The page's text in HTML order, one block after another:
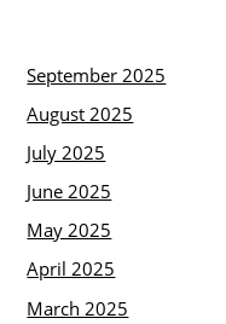
September 2025
August 2025
July 2025
June 2025
May 2025
April 2025
March 2025